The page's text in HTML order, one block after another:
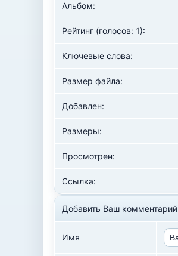
Альбом:
Рейтинг (голосов: 1):
Ключевые слова:
Размер файла:
Добавлен:
Размеры:
Просмотрен:
Ссылка:
Добавить Ваш комментарий
Имя